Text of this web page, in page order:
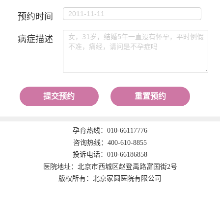
预约时间
病症描述
提交预约 重置预约
孕育热线： 010-66117776
咨询热线： 400-610-8855
投诉电话： 010-66186858
医院地址：北京市西城区赵登禹路富国街2号
版权所有：北京家圆医院有限公司